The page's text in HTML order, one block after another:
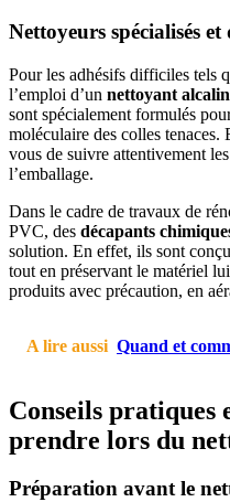
Nettoyeurs spécialisés et
Pour les adhésifs difficiles tels
l’emploi d’un nettoyant alcalin
sont spécialement formulés
moléculaire des colles tenaces.
vous de suivre attentivement
l’emballage.
Dans le cadre de travaux de
PVC, des décapants
solution. En effet, ils sont
tout en préservant le matériel
produits avec précaution, en
A lire aussi Quand et
Conseils pratiques
prendre lors du
Préparation avant le